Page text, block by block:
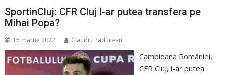
SportinCluj: CFR Cluj l-ar putea transfera pe
Mihai Popa?
15 martie 2022 Claudiu Padurean
Campioana României,
CFR Cluj, l-ar putea